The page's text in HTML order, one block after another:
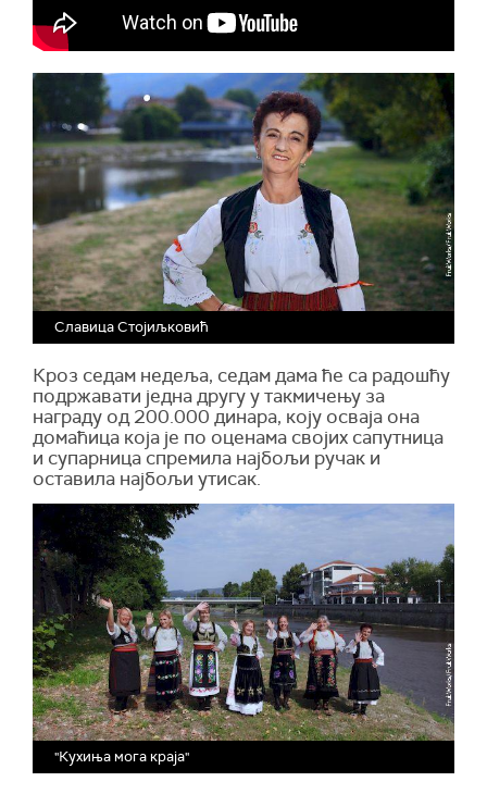
Славица Стојиљковић
Кроз седам недеља, седам дама ће са радошћу
подржавати једна другу у такмичењу за
награду од 200.000 динара, коју осваја она
домаћица која је по оценама својих сапутница
и супарница спремила најбољи ручак и
оставила најбољи утисак.
"Кухиња мога краја"